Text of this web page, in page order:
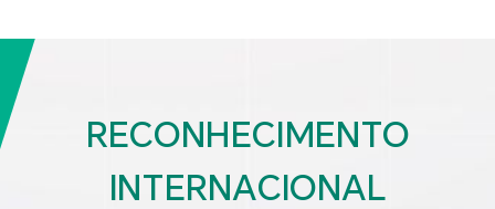
RECONHECIMENTO
INTERNACIONAL